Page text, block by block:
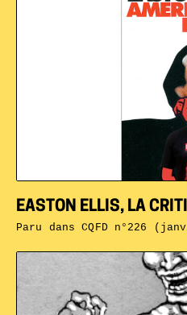
EASTON ELLIS, LA
Paru dansCQFD n°226